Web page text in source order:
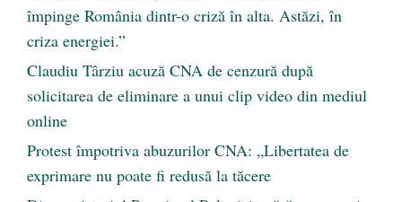
împinge România dintr-o criză în alta. Astăzi, în
criza energiei.”
Claudiu Târziu acuză CNA de cenzură după
solicitarea de eliminare a unui clip video din mediul
online
Protest împotriva abuzurilor CNA: „Libertatea de
exprimare nu poate fi redusă la tăcere